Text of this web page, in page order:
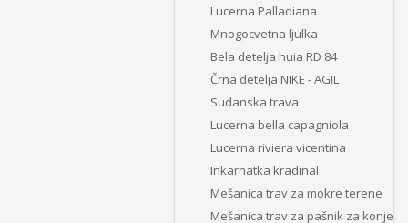
Lucerna Palladiana
Mnogocvetna ljulka
Bela detelja huia RD 84
Črna detelja NIKE - AGIL
Sudanska trava
Lucerna bella capagniola
Lucerna riviera vicentina
Inkarnatka kradinal
Mešanica trav za mokre terene
Mešanica trav za pašnik za konje